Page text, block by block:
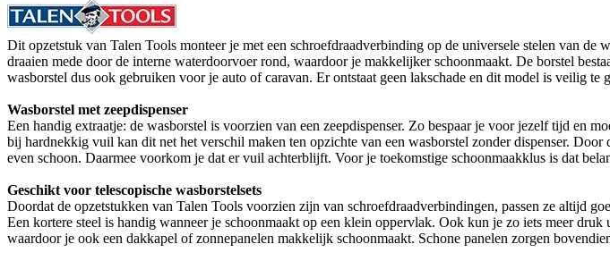
Dit opzetstuk van Talen Tools monteer je met een schroefdraadverbinding op de universele stelen van
draaien mede door de interne waterdoorvoer rond, waardoor je makkelijker schoonmaakt. De borstel
wasborstel dus ook gebruiken voor je auto of caravan. Er ontstaat geen lakschade en dit model is veilig te
Wasborstel met zeepdispenser
Een handig extraatje: de wasborstel is voorzien van een zeepdispenser. Zo bespaar je voor jezelf tijd en
bij hardnekkig vuil kan dit net het verschil maken ten opzichte van een wasborstel zonder dispenser.
even schoon. Daarmee voorkom je dat er vuil achterblijft. Voor je toekomstige schoonmaakklus is dat
Geschikt voor telescopische wasborstelsets
Doordat de opzetstukken van Talen Tools voorzien zijn van schroefdraadverbindingen, passen ze altijd
Een kortere steel is handig wanneer je schoonmaakt op een klein oppervlak. Ook kun je zo iets meer
waardoor je ook een dakkapel of zonnepanelen makkelijk schoonmaakt. Schone panelen zorgen